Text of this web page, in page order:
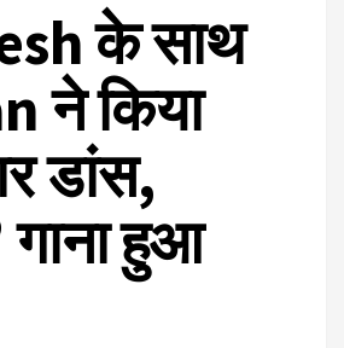
के साथ
ने किया
डांस,
गाना हुआ